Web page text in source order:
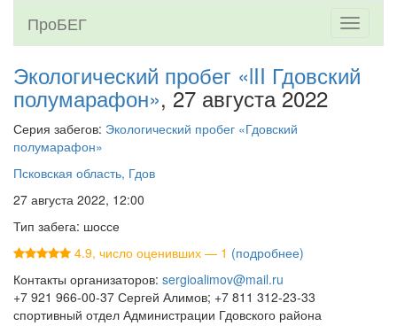
Toggle
ПроБЕГ
Экологический пробег «lII Гдовский
полумарафон», 27 августа 2022
Серия забегов: Экологический пробег «Гдовский
полумарафон»
Псковская область, Гдов
27 августа 2022, 12:00
Тип забега: шоссе
4.9, число оценивших — 1 (подробнее)
Контакты организаторов: sergioalimov@mail.ru
+7 921 966-00-37 Сергей Алимов; +7 811 312-23-33
спортивный отдел Администрации Гдовского района